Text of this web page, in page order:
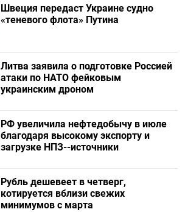
Швеция передаст Украине судно
«теневого флота» Путина
Литва заявила о подготовке Россией
атаки по НАТО фейковым
украинским дроном
РФ увеличила нефтедобычу в июле
благодаря высокому экспорту и
загрузке НПЗ--источники
Рубль дешевеет в четверг,
котируется вблизи свежих
минимумов с марта